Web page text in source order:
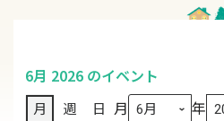
6月 2026 のイベント
月 週 日 月 年